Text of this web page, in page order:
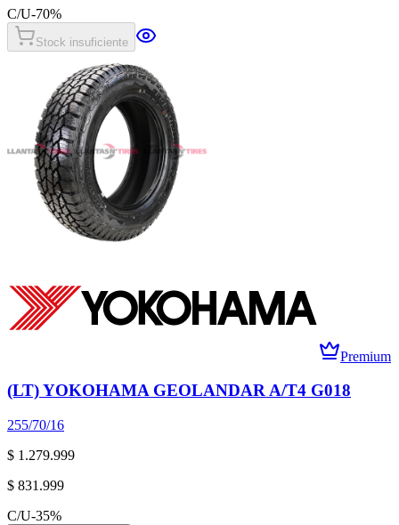
C/U-70%
Stock insuficiente
Premium
(LT) YOKOHAMA GEOLANDAR A/T4 G018
255/70/16
$ 1.279.999
$ 831.999
C/U-35%